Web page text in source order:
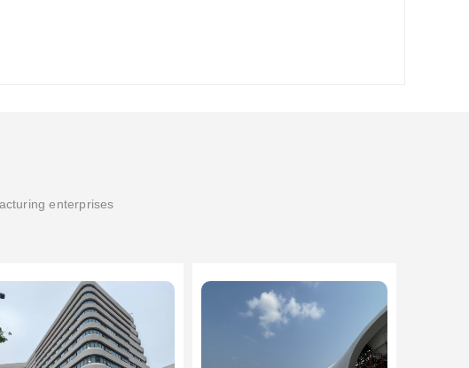
enterprises